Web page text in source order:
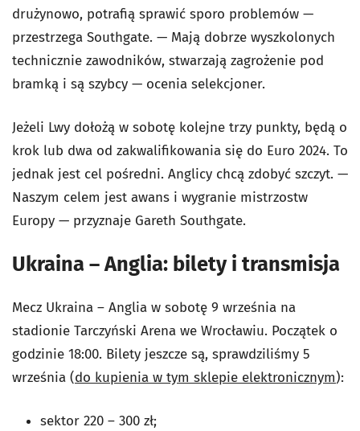
drużynowo, potrafią sprawić sporo problemów —
przestrzega Southgate. — Mają dobrze wyszkolonych
technicznie zawodników, stwarzają zagrożenie pod
bramką i są szybcy — ocenia selekcjoner.
Jeżeli Lwy dołożą w sobotę kolejne trzy punkty, będą o
krok lub dwa od zakwalifikowania się do Euro 2024. To
jednak jest cel pośredni. Anglicy chcą zdobyć szczyt. —
Naszym celem jest awans i wygranie mistrzostw
Europy — przyznaje Gareth Southgate.
Ukraina – Anglia: bilety i transmisja
Mecz Ukraina – Anglia w sobotę 9 września na
stadionie Tarczyński Arena we Wrocławiu. Początek o
godzinie 18:00. Bilety jeszcze są, sprawdziliśmy 5
września (do kupienia w tym sklepie elektronicznym):
sektor 220 – 300 zł;